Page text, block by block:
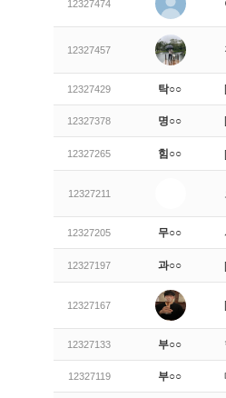
12327474
12327457
12327429 탁○○
12327378 명○○
12327265 힘○○
12327211
12327205 무○○
12327197 과○○
12327167
12327133 부○○
12327119 부○○